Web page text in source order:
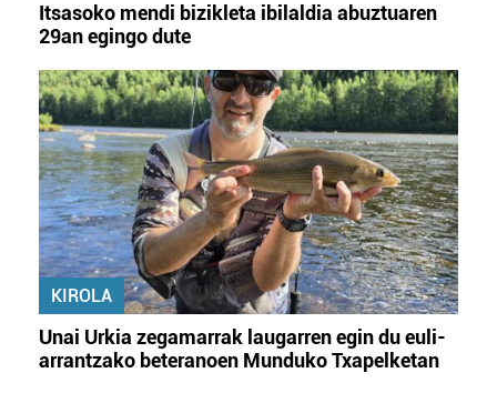
Itsasoko mendi bizikleta ibilaldia abuztuaren
29an egingo dute
KIROLA
Unai Urkia zegamarrak laugarren egin du euli-
arrantzako beteranoen Munduko Txapelketan